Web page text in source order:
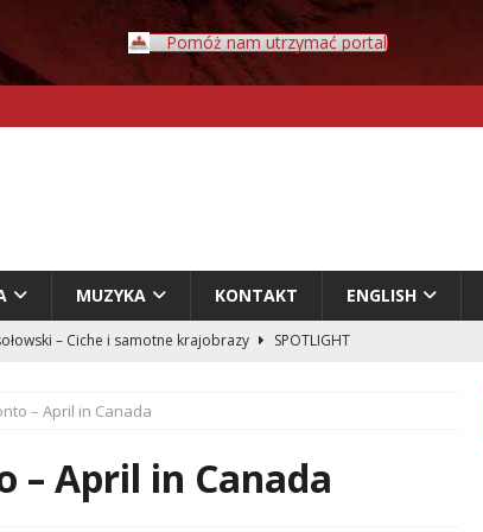
Pomóż nam utrzymać portal
MUZYKA KONTAKT ENGLISH
– Inwazja
LITERATURA
– Człowiek w świecie rozpadających się znaczeń
– Dziennik – Wyspy Kanaryjskie
– April in Canada
– April in Canada